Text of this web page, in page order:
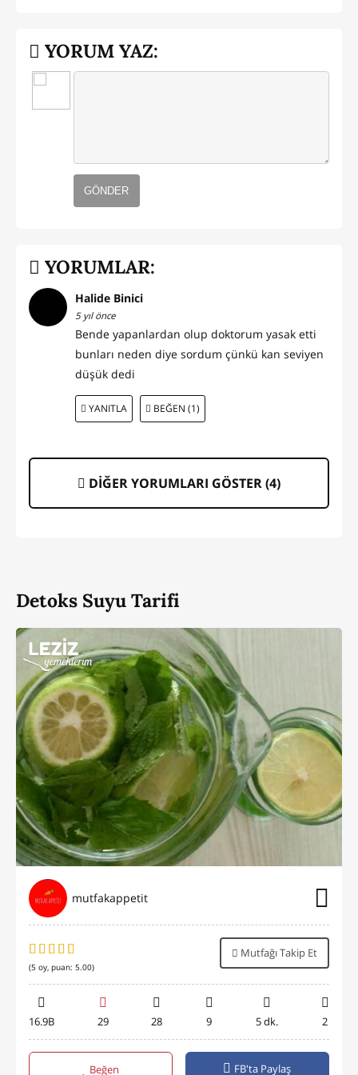
YORUM YAZ:
GÖNDER
YORUMLAR:
Halide Binici
5 yıl önce
Bende yapanlardan olup doktorum yasak etti
bunları neden diye sordum çünkü kan seviyen
düşük dedi
YANITLA BEĞEN (1)
DİĞER YORUMLARI GÖSTER (4)
Detoks Suyu Tarifi
mutfakappetit
(5 oy, puan: 5.00)
Mutfağı Takip Et
16.9B 29 28 9 5 dk. 2
Beğen FB'ta Paylaş